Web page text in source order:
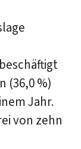
(36,0 %)
Jahr.
von zehn